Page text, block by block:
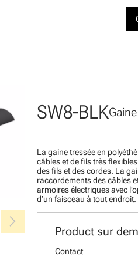
chevron_right
SW8-BLK
La gaine tressée en
câbles et de fils très
des fils et des cordes. La
raccordements des câbles
armoires électriques avec
d’un faisceau à tout endroit.
Product sur
Contact